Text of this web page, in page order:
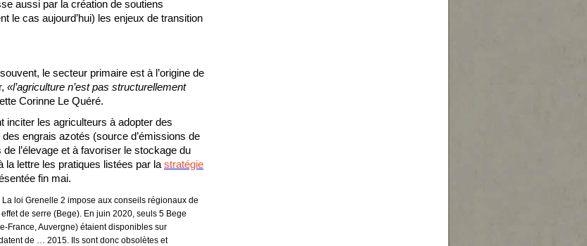
aussi par la création de soutiens
le cas aujourd’hui) les enjeux de transition
le secteur primaire est à l’origine de
«l’agriculture n’est pas structurellement
Corinne Le Quéré.
les agriculteurs à adopter des
engrais azotés (source d’émissions de
l’élevage et à favoriser le stockage du
la lettre les pratiques listées par la stratégie
fin mai.
La loi Grenelle 2 impose aux conseils régionaux de
de serre (Bege). En juin 2020, seuls 5 Bege
France, Auvergne) étaient disponibles sur
de … 2015. Ils sont donc obsolètes et